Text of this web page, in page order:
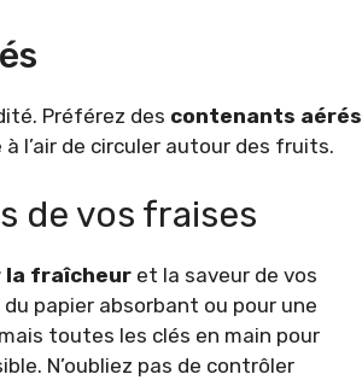
Préférez des contenants aérés
l’air de circuler autour des fruits.
de vos fraises
la fraîcheur et la saveur de vos
papier absorbant ou pour une
toutes les clés en main pour
N’oubliez pas de contrôler